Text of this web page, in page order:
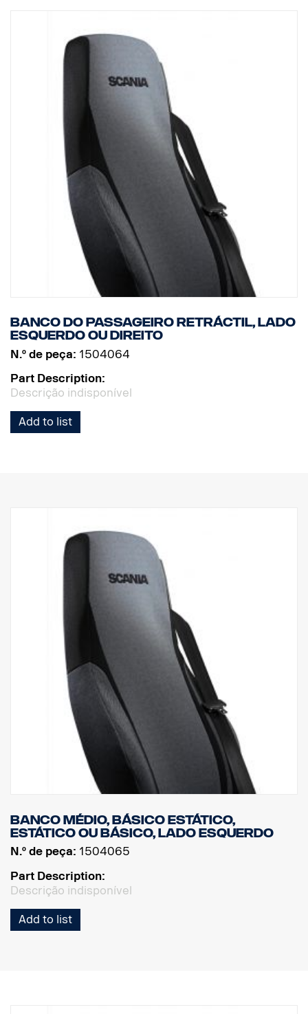
Banco do passageiro retráctil, lado
esquerdo ou direito
N.º de peça: 1504064
Part Description:
Descrição indisponível
Add to list
Banco médio, básico estático,
estático ou básico, lado esquerdo
N.º de peça: 1504065
Part Description:
Descrição indisponível
Add to list